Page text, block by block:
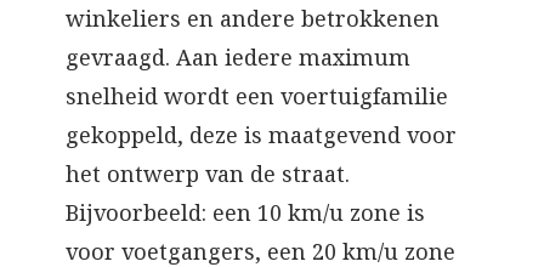
winkeliers en andere betrokkenen
gevraagd. Aan iedere maximum
snelheid wordt een voertuigfamilie
gekoppeld, deze is maatgevend voor
het ontwerp van de straat.
Bijvoorbeeld: een 10 km/u zone is
voor voetgangers, een 20 km/u zone